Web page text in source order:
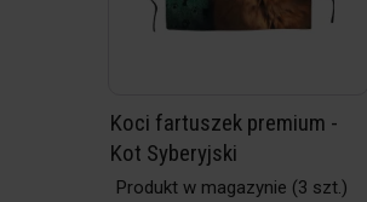
Koci fartuszek premium -
Kot Syberyjski
Produkt w magazynie (3 szt.)